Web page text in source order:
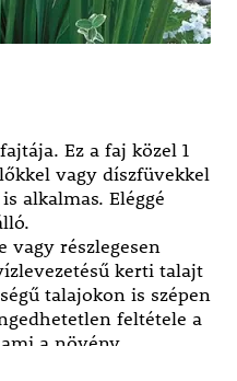
Ez a faj közel 1
vagy díszfüvekkel
alkalmas. Eléggé
vagy részlegesen
kerti talajt
talajokon is szépen
feltétele a
a növény
nyugati részének meleg